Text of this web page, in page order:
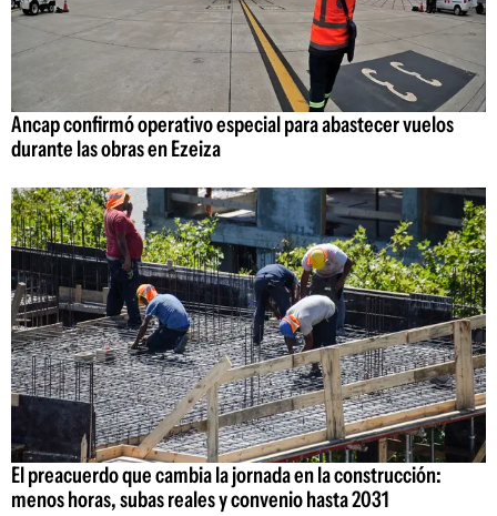
Ancap confirmó operativo especial para abastecer vuelos
durante las obras en Ezeiza
El preacuerdo que cambia la jornada en la construcción:
menos horas, subas reales y convenio hasta 2031